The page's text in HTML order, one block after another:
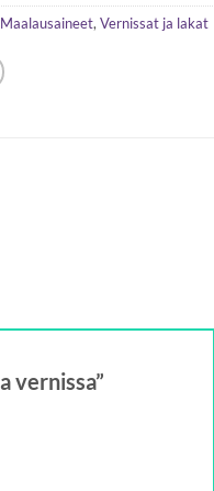
Maalausaineet,Vernissat ja lakat
vernissa”